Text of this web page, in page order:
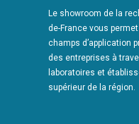
Le showroom de la
de-France vous
champs d’application
des entreprises à
laboratoires et
supérieur de la région.